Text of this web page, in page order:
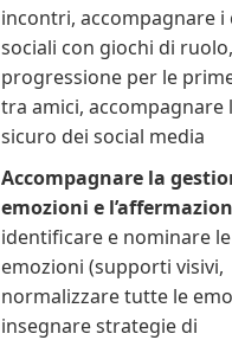
incontri, accompagnare i
sociali con giochi di ruolo,
progressione per le
tra amici, accompagnare
sicuro dei social media
Accompagnare la
emozioni e
identificare e nominare le
emozioni (supporti visivi,
normalizzare tutte le
insegnare strategie di